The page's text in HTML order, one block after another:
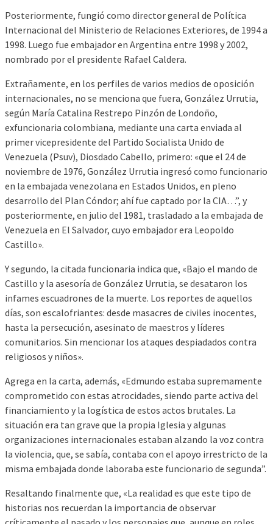
Posteriormente, fungió como director general de Política
Internacional del Ministerio de Relaciones Exteriores, de 1994 a
1998. Luego fue embajador en Argentina entre 1998 y 2002,
nombrado por el presidente Rafael Caldera.
Extrañamente, en los perfiles de varios medios de oposición
internacionales, no se menciona que fuera, González Urrutia,
según María Catalina Restrepo Pinzón de Londoño,
exfuncionaria colombiana, mediante una carta enviada al
primer vicepresidente del Partido Socialista Unido de
Venezuela (Psuv), Diosdado Cabello, primero: «que el 24 de
noviembre de 1976, González Urrutia ingresó como funcionario
en la embajada venezolana en Estados Unidos, en pleno
desarrollo del Plan Cóndor; ahí fue captado por la CIA…”, y
posteriormente, en julio del 1981, trasladado a la embajada de
Venezuela en El Salvador, cuyo embajador era Leopoldo
Castillo».
Y segundo, la citada funcionaria indica que, «Bajo el mando de
Castillo y la asesoría de González Urrutia, se desataron los
infames escuadrones de la muerte. Los reportes de aquellos
días, son escalofriantes: desde masacres de civiles inocentes,
hasta la persecución, asesinato de maestros y líderes
comunitarios. Sin mencionar los ataques despiadados contra
religiosos y niños».
Agrega en la carta, además, «Edmundo estaba supremamente
comprometido con estas atrocidades, siendo parte activa del
financiamiento y la logística de estos actos brutales. La
situación era tan grave que la propia Iglesia y algunas
organizaciones internacionales estaban alzando la voz contra
la violencia, que, se sabía, contaba con el apoyo irrestricto de la
misma embajada donde laboraba este funcionario de segunda”.
Resaltando finalmente que, «La realidad es que este tipo de
historias nos recuerdan la importancia de observar